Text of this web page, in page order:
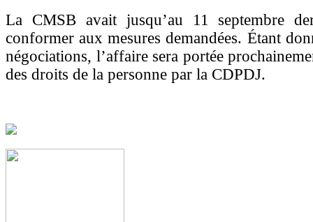
La CMSB avait jusqu’au 11 septembre
conformer aux mesures demandées. Étant
négociations, l’affaire sera portée
des droits de la personne par la CDPDJ.